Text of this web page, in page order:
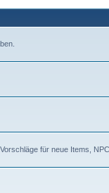
für neue Items,